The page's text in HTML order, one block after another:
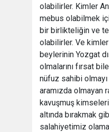
olabilirler. Kimler
mebus olabilmek
bir birlikteliğin ve
olabilirler. Ve
beylerinin Yozgat
olmalarını fırsat
nüfuz sahibi
aramızda olmayan
kavuşmuş
altında bırakmak
salahiyetimiz